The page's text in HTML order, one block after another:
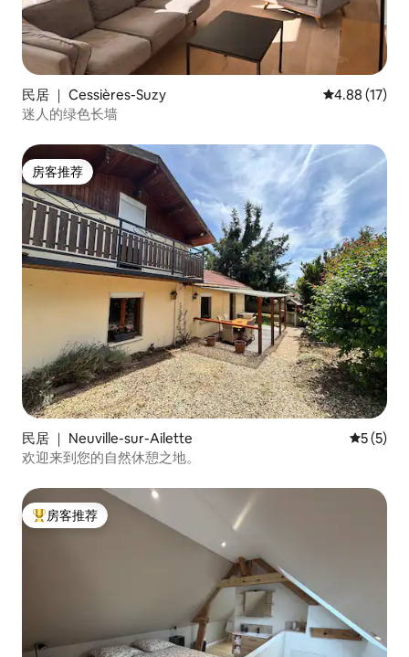
民居 ｜ Cessières-Suzy 平均评分
4.88 (17)
迷人的绿色长墙
房客推荐
房客推荐
民居 ｜ Neuville-sur-Ailette 平均评分
5 (5)
欢迎来到您的自然休憩之地。
热门「房客推荐」
房客推荐